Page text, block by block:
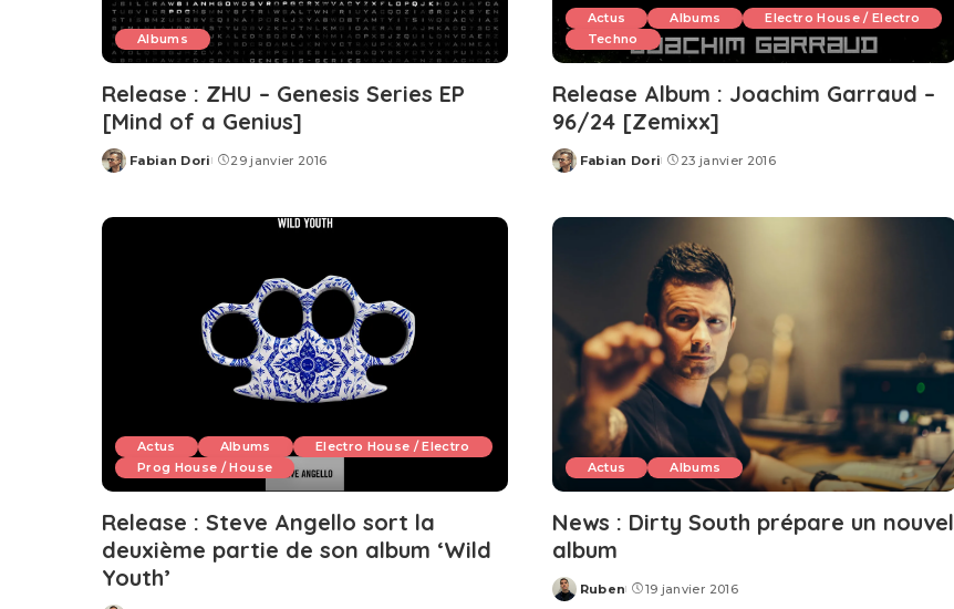
Albums
Release : ZHU – Genesis Series EP
[Mind of a Genius]
Posted
Fabian Dori 29 janvier 2016
Actus Albums
Electro House / Electro
Techno
Release Album : Joachim Garraud –
96/24 [Zemixx]
Posted
Fabian Dori 23 janvier 2016
Actus Albums
Electro House / Electro
Prog House / House
Release : Steve Angello sort la
deuxième partie de son album ‘Wild
Youth’
Actus Albums
News : Dirty South prépare un nouvel
album
Posted
Ruben 19 janvier 2016